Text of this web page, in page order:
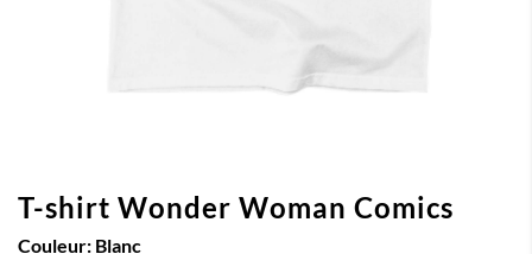
T-shirt Wonder Woman Comics
Couleur: Blanc